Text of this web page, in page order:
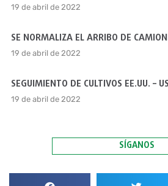
19 de abril de 2022
SE NORMALIZA EL ARRIBO DE
19 de abril de 2022
SEGUIMIENTO DE CULTIVOS EE.UU. –
19 de abril de 2022
SÍGANOS